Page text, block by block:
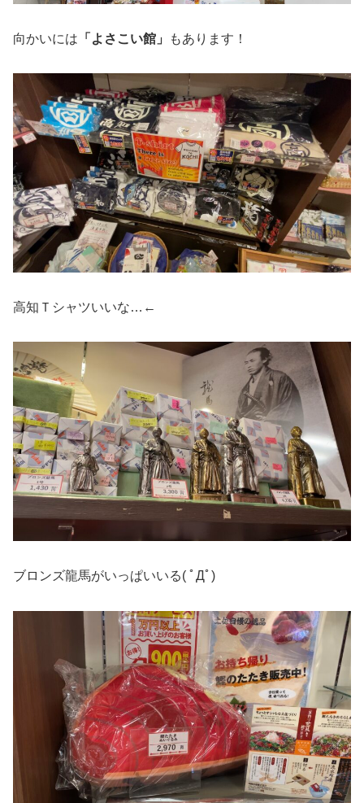
向かいには 「よさこい館」 もあります！
高知Ｔシャツいいな…←
ブロンズ龍馬がいっぱいいる( ﾟДﾟ)